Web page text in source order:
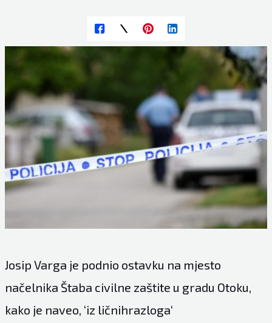
Josip Varga je podnio ostavku na mjesto
načelnika Štaba civilne zaštite u gradu Otoku,
kako je naveo, ‘iz ličnihrazloga‘